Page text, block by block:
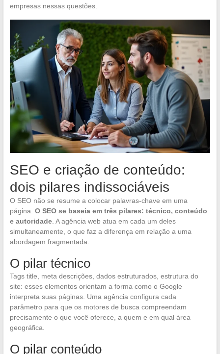
empresas nessas questões.
SEO e criação de conteúdo:
dois pilares indissociáveis
O SEO não se resume a colocar palavras-chave em uma
página. O SEO se baseia em três pilares: técnico, conteúdo
e autoridade. A agência web atua em cada um deles
simultaneamente, o que faz a diferença em relação a uma
abordagem fragmentada.
O pilar técnico
Tags title, meta descrições, dados estruturados, estrutura do
site: esses elementos orientam a forma como o Google
interpreta suas páginas. Uma agência configura cada
parâmetro para que os motores de busca compreendam
precisamente o que você oferece, a quem e em qual área
geográfica.
O pilar conteúdo